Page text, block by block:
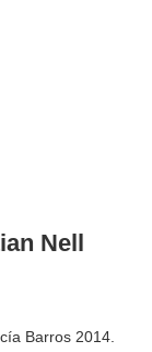
Nell
Barros 2014.